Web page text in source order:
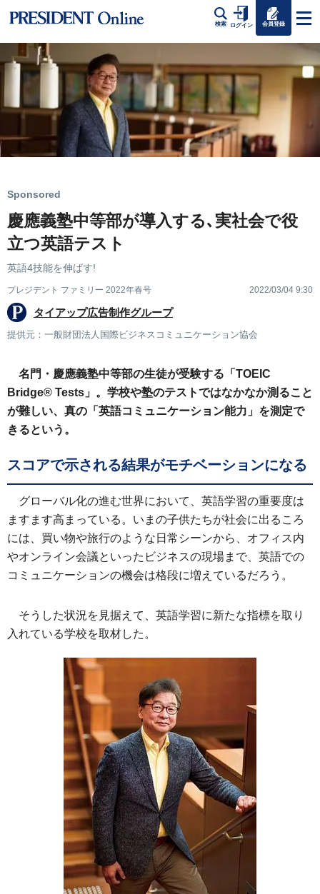
検索 ログイン 会員登録
Sponsored
慶應義塾中等部が導入する､実社会で役
立つ英語テスト
英語4技能を伸ばす!
プレジデント ファミリー 2022年春号 2022/03/04 9:30
タイアップ広告制作グループ
提供元：一般財団法人国際ビジネスコミュニケーション協会
名門・慶應義塾中等部の生徒が受験する「TOEIC
Bridge® Tests」。学校や塾のテストではなかなか測ること
が難しい、真の「英語コミュニケーション能力」を測定で
きるという。
スコアで示される結果がモチベーションになる
グローバル化の進む世界において、英語学習の重要度は
ますます高まっている。いまの子供たちが社会に出るころ
には、買い物や旅行のような日常シーンから、オフィス内
やオンライン会議といったビジネスの現場まで、英語での
コミュニケーションの機会は格段に増えているだろう。
そうした状況を見据えて、英語学習に新たな指標を取り
入れている学校を取材した。